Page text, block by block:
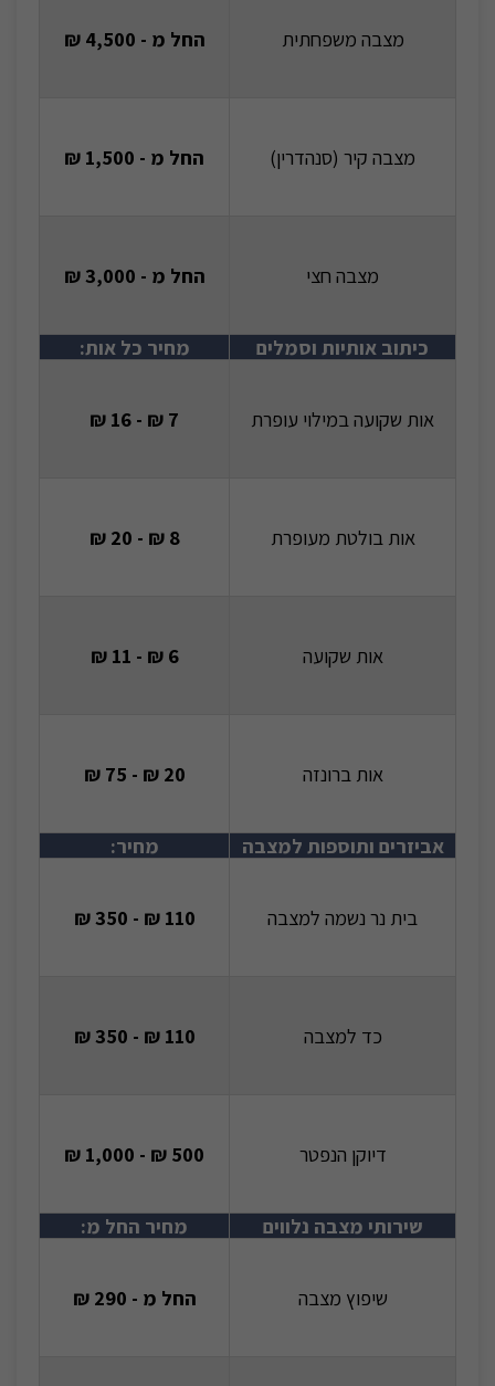
מצבה משפחתית החל מ - 4,500 ₪
מצבה קיר (סנהדרין) החל מ - 1,500 ₪
מצבה חצי החל מ - 3,000 ₪
כיתוב אותיות וסמלים מחיר כל אות:
אות שקועה במילוי עופרת 7 ₪ - 16 ₪
אות בולטת מעופרת 8 ₪ - 20 ₪
אות שקועה 6 ₪ - 11 ₪
אות ברונזה 20 ₪ - 75 ₪
אביזרים ותוספות למצבה מחיר:
בית נר נשמה למצבה 110 ₪ - 350 ₪
כד למצבה 110 ₪ - 350 ₪
דיוקן הנפטר 500 ₪ - 1,000 ₪
שירותי מצבה נלווים מחיר החל מ:
שיפוץ מצבה החל מ - 290 ₪